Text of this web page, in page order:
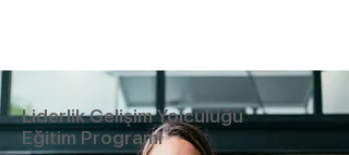
Liderlik Gelişim Yolculuğu
Eğitim Programı